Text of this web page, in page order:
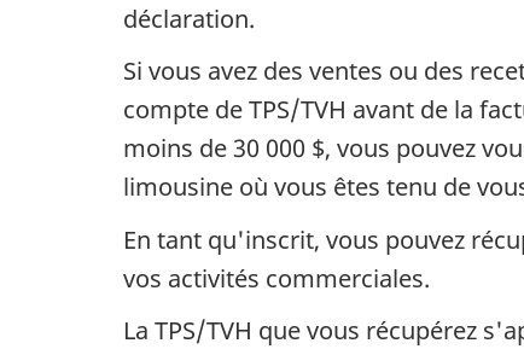
déclaration.
Si vous avez des ventes ou des
compte de TPS/TVH avant de la
moins de 30 000 $, vous pouvez
limousine où vous êtes tenu de
En tant qu'inscrit, vous pouvez
vos activités commerciales.
La TPS/TVH que vous récupérez